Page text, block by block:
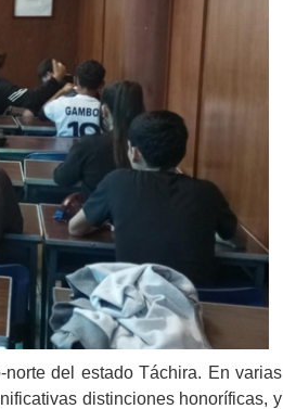
del estado Táchira. En varias
distinciones honoríficas, y